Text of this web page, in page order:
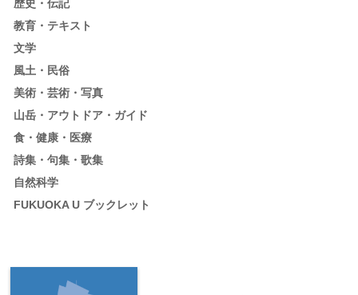
歴史・伝記
教育・テキスト
文学
風土・民俗
美術・芸術・写真
山岳・アウトドア・ガイド
食・健康・医療
詩集・句集・歌集
自然科学
FUKUOKA U ブックレット